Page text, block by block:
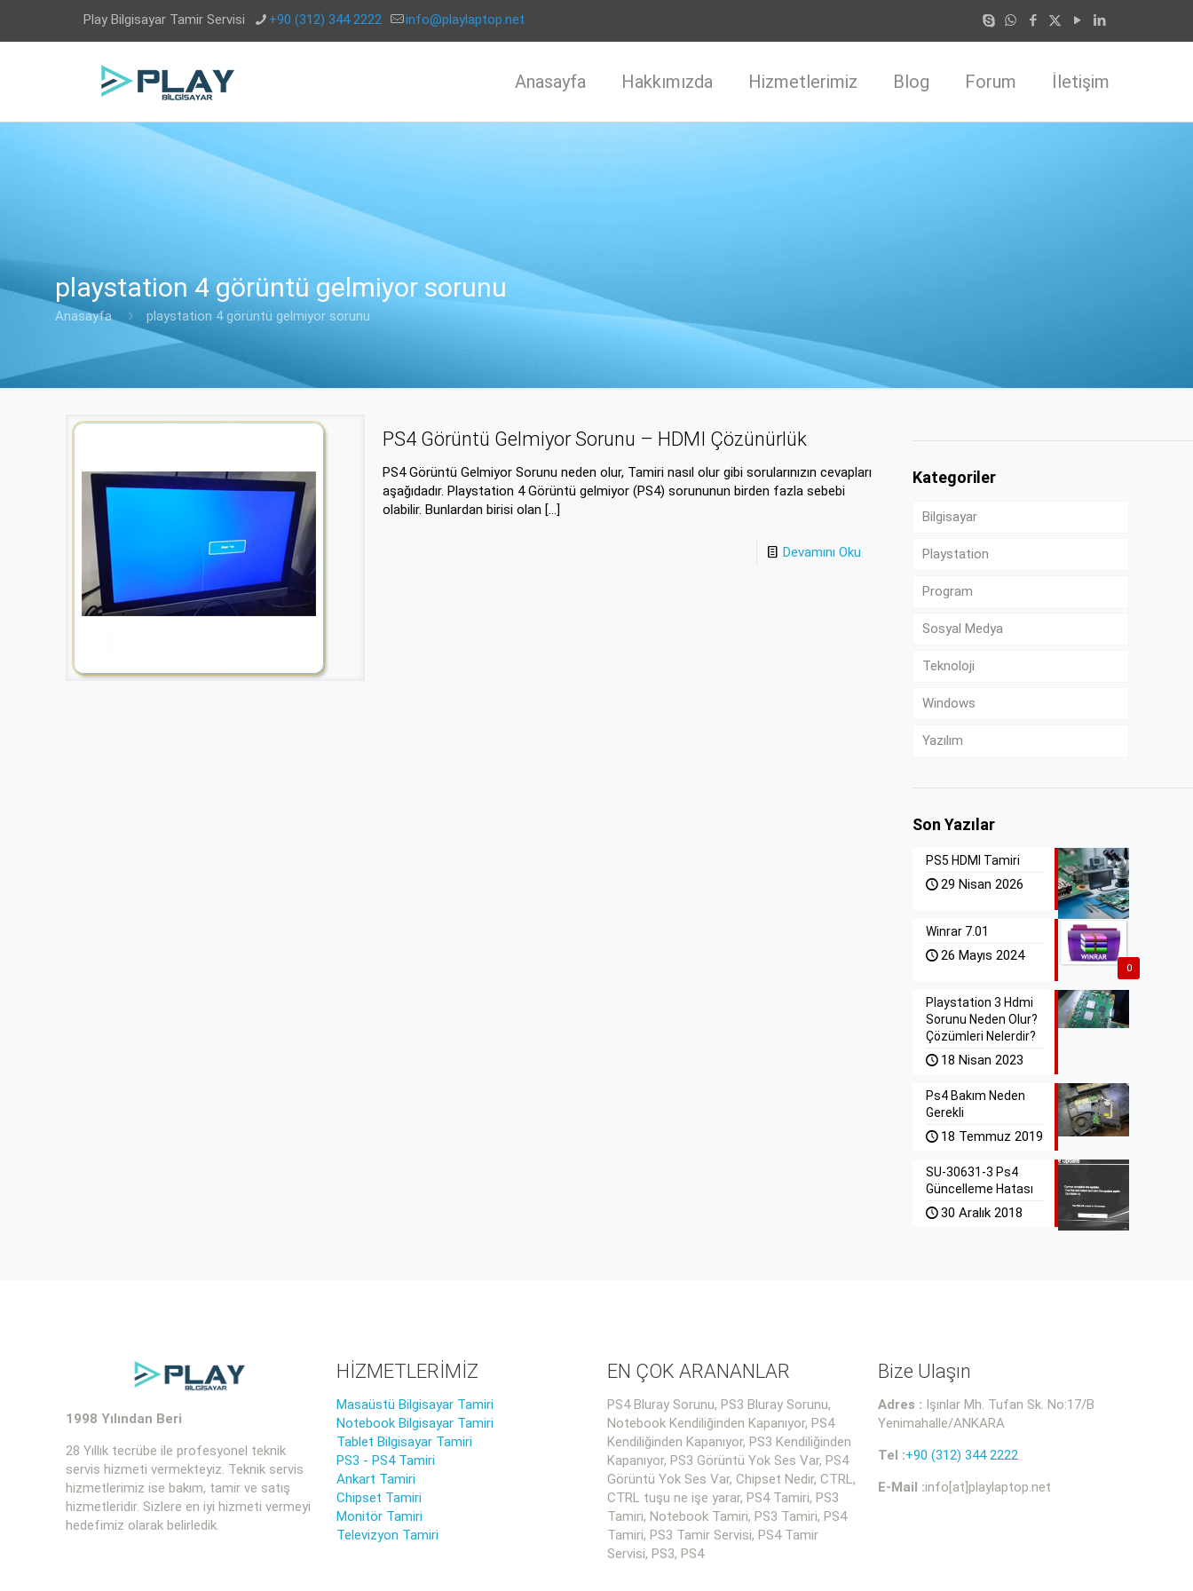
Play Bilgisayar Tamir Servisi +90 (312) 344 2222 info@playlaptop.net
Anasayfa Hakkımızda Hizmetlerimiz Blog Forum İletişim
playstation 4 görüntü gelmiyor sorunu
Anasayfa playstation 4 görüntü gelmiyor sorunu
PS4 Görüntü Gelmiyor Sorunu – HDMI Çözünürlük
PS4 Görüntü Gelmiyor Sorunu neden olur, Tamiri nasıl olur gibi sorularınızın cevapları
aşağıdadır. Playstation 4 Görüntü gelmiyor (PS4) sorununun birden fazla sebebi
olabilir. Bunlardan birisi olan […]
Devamını Oku
Kategoriler
Bilgisayar
Playstation
Program
Sosyal Medya
Teknoloji
Windows
Yazılım
Son Yazılar
PS5 HDMI Tamiri
29 Nisan 2026
0
Winrar 7.01
26 Mayıs 2024
Playstation 3 Hdmi
Sorunu Neden Olur?
Çözümleri Nelerdir?
18 Nisan 2023
Ps4 Bakım Neden
Gerekli
18 Temmuz 2019
SU-30631-3 Ps4
Güncelleme Hatası
30 Aralık 2018
1998 Yılından Beri
28 Yıllık tecrübe ile profesyonel teknik
servis hizmeti vermekteyiz. Teknik servis
hizmetlerimiz ise bakım, tamir ve satış
hizmetleridir. Sizlere en iyi hizmeti vermeyi
hedefimiz olarak belirledik.
HİZMETLERİMİZ
Masaüstü Bilgisayar Tamiri
Notebook Bilgisayar Tamiri
Tablet Bilgisayar Tamiri
PS3 - PS4 Tamiri
Ankart Tamiri
Chipset Tamiri
Monitör Tamiri
Televizyon Tamiri
EN ÇOK ARANANLAR
PS4 Bluray Sorunu, PS3 Bluray Sorunu,
Notebook Kendiliğinden Kapanıyor, PS4
Kendiliğinden Kapanıyor, PS3 Kendiliğinden
Kapanıyor, PS3 Görüntü Yok Ses Var, PS4
Görüntü Yok Ses Var, Chipset Nedir, CTRL,
CTRL tuşu ne işe yarar, PS4 Tamiri, PS3
Tamiri, Notebook Tamiri, PS3 Tamiri, PS4
Tamiri, PS3 Tamir Servisi, PS4 Tamir
Servisi, PS3, PS4
Bize Ulaşın
Adres : Işınlar Mh. Tufan Sk. No:17/B
Yenimahalle/ANKARA
Tel :+90 (312) 344 2222
E-Mail :info[at]playlaptop.net